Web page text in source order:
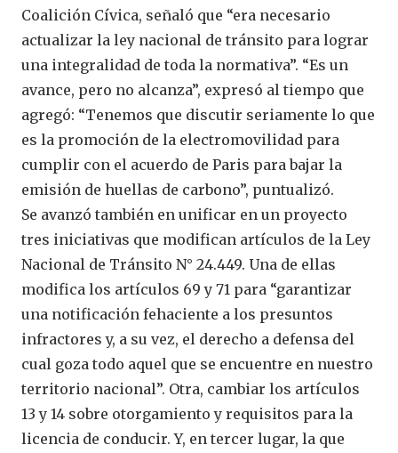
Coalición Cívica, señaló que “era necesario
actualizar la ley nacional de tránsito para lograr
una integralidad de toda la normativa”. “Es un
avance, pero no alcanza”, expresó al tiempo que
agregó: “Tenemos que discutir seriamente lo que
es la promoción de la electromovilidad para
cumplir con el acuerdo de Paris para bajar la
emisión de huellas de carbono”, puntualizó.
Se avanzó también en unificar en un proyecto
tres iniciativas que modifican artículos de la Ley
Nacional de Tránsito N° 24.449. Una de ellas
modifica los artículos 69 y 71 para “garantizar
una notificación fehaciente a los presuntos
infractores y, a su vez, el derecho a defensa del
cual goza todo aquel que se encuentre en nuestro
territorio nacional”. Otra, cambiar los artículos
13 y 14 sobre otorgamiento y requisitos para la
licencia de conducir. Y, en tercer lugar, la que